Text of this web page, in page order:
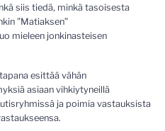
siis tiedä, minkä tasoisesta
”Matiaksen”
mieleen jonkinasteisen
esittää vähän
asiaan vihkiytyneillä
ja poimia vastauksista